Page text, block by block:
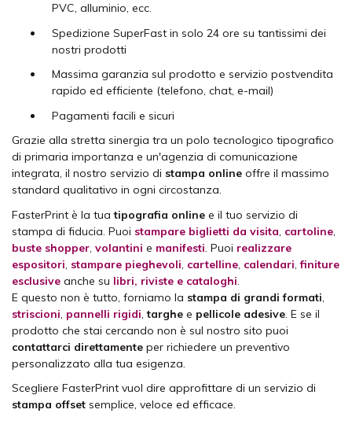
PVC, alluminio, ecc.
Spedizione SuperFast in solo 24 ore su tantissimi dei
nostri prodotti
Massima garanzia sul prodotto e servizio postvendita
rapido ed efficiente (telefono, chat, e-mail)
Pagamenti facili e sicuri
Grazie alla stretta sinergia tra un polo tecnologico tipografico
di primaria importanza e un'agenzia di comunicazione
integrata, il nostro servizio di stampa online offre il massimo
standard qualitativo in ogni circostanza.
FasterPrint è la tuatipografia online e il tuo servizio di
stampa di fiducia. Puoi stampare biglietti da visita, cartoline,
buste shopper, volantini e manifesti. Puoi realizzare
espositori, stampare pieghevoli, cartelline, calendari,finiture
esclusive anche su libri, riviste e cataloghi.
E questo non è tutto, forniamo la stampa di grandi formati,
striscioni, pannelli rigidi,targhe e pellicole adesive. E se il
prodotto che stai cercando non è sul nostro sito puoi
contattarci direttamente per richiedere un preventivo
personalizzato alla tua esigenza.
Scegliere FasterPrint vuol dire approfittare di un servizio di
stampa offset semplice, veloce ed efficace.